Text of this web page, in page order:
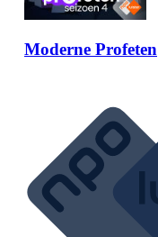
Moderne Profeten